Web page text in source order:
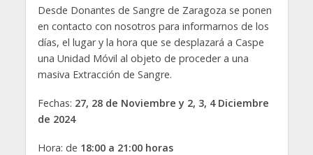
Desde Donantes de Sangre de Zaragoza se ponen
en contacto con nosotros para informarnos de los
días, el lugar y la hora que se desplazará a Caspe
una Unidad Móvil al objeto de proceder a una
masiva Extracción de Sangre.
Fechas: 27, 28 de Noviembre y 2, 3, 4 Diciembre
de 2024
Hora: de 18:00 a 21:00 horas